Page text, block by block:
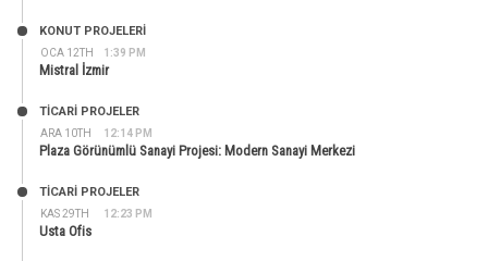
OCA 12TH 1:39 PM
KONUT PROJELERI
Mistral İzmir
ARA 10TH 12:14 PM
TİCARİ PROJELER
Plaza Görünümlü Sanayi Projesi: Modern Sanayi Merkezi
KAS 29TH 12:23 PM
TİCARİ PROJELER
Usta Ofis